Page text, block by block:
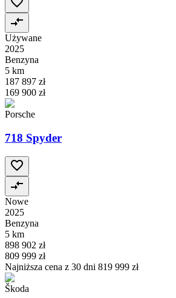
Używane
2025
Benzyna
5 km
187 897 zł
169 900 zł
Porsche
718 Spyder
Nowe
2025
Benzyna
5 km
898 902 zł
809 999 zł
Najniższa cena z 30 dni 819 999 zł
Škoda